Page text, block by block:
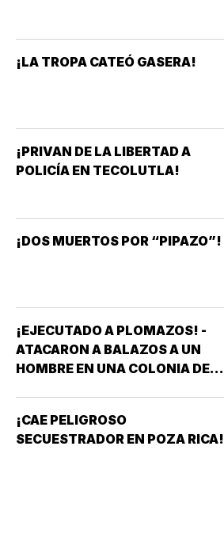
¡LA TROPA CATEÓ GASERA!
¡PRIVAN DE LA LIBERTAD A
POLICÍA EN TECOLUTLA!
¡DOS MUERTOS POR “PIPAZO”!
¡EJECUTADO A PLOMAZOS! -
ATACARON A BALAZOS A UN
HOMBRE EN UNA COLONIA DE
¡CAE PELIGROSO
SECUESTRADOR EN POZA RICA!